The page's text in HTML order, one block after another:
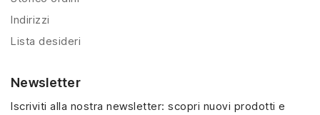
Indirizzi
Lista desideri
Newsletter
Iscriviti alla nostra newsletter: scopri nuovi prodotti e